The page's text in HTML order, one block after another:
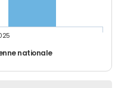
nationale